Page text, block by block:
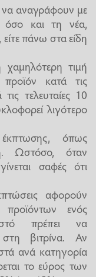
να αναγράφουν με
όσο και τη νέα,
πάνω στα είδη
τιμή
κατά τις
τελευταίες 10
λιγότερο
όπως
Ωστόσο, όταν
σαφές ότι
αφορούν
ενός
πρέπει να
στη βιτρίνα. Αν
ανά κατηγορία
το εύρος των